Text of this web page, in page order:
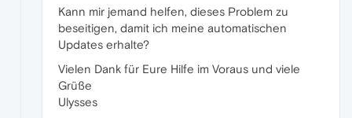
Kann mir jemand helfen, dieses Problem zu
beseitigen, damit ich meine automatischen
Updates erhalte?
Vielen Dank für Eure Hilfe im Voraus und viele
Grüße
Ulysses